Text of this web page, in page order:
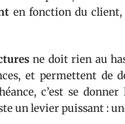
en fonction du
ne doit rien au
et permettent de
c’est se
un levier puissant :